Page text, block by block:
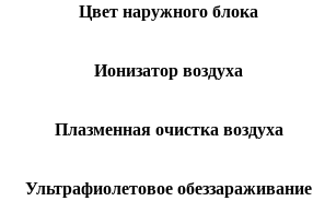
Цвет наружного блока
Ионизатор воздуха
Плазменная очистка воздуха
Ультрафиолетовое обеззараживание